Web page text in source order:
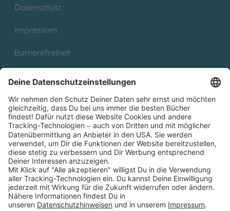
Datenschutz
Impressum
Barrierefreiheit
Partnerprogramm (Affiliate)
Folge uns auf
* Versandkostenfrei ab 9,00 € Bestellwert innerhalb
Deutschlands